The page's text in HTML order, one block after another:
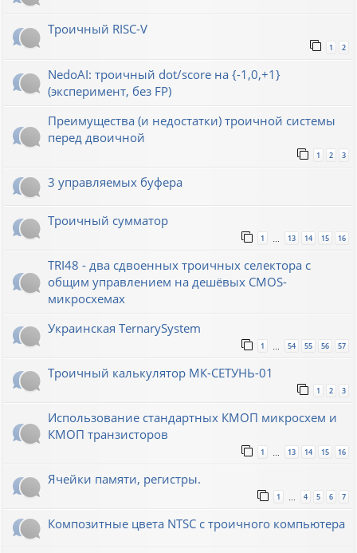
Троичный RISC-V
1 2
NedoAI: троичный dot/score на {-1,0,+1}
(эксперимент, без FP)
Преимущества (и недостатки) троичной системы
перед двоичной
1 2 3
3 управляемых буфера
Троичный сумматор
1 13 14 15 16
TRI48 - два сдвоенных троичных селектора с
общим управлением на дешёвых CMOS-
микросхемах
Украинская TernarySystem
1 54 55 56 57
Троичный калькулятор МК-СЕТУНЬ-01
1 2 3
Использование стандартных КМОП микросхем и
КМОП транзисторов
1 13 14 15 16
Ячейки памяти, регистры.
1 … 4 5 6 7
Композитные цвета NTSC с троичного компьютера